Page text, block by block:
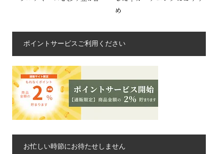
め
ポイントサービスご利用ください
お忙しい時節にお待たせしません